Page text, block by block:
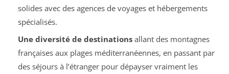
solides avec des agences de voyages et hébergements
spécialisés.
Une diversité de destinationsallant des montagnes
françaises aux plages méditerranéennes, en passant par
des séjours à l’étranger pour dépayser vraiment les